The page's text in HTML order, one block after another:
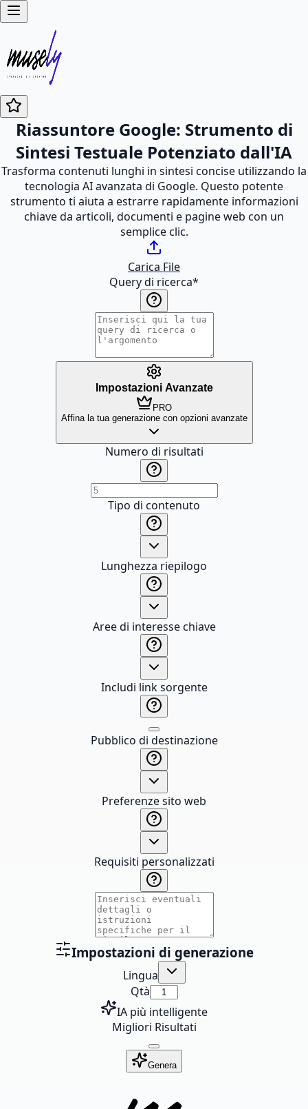
Riassuntore Google: Strumento di
Sintesi Testuale Potenziato dall'IA
Trasforma contenuti lunghi in sintesi concise utilizzando la
tecnologia AI avanzata di Google. Questo potente
strumento ti aiuta a estrarre rapidamente informazioni
chiave da articoli, documenti e pagine web con un
semplice clic.
Carica File
Query di ricerca*
Impostazioni Avanzate
PRO
Affina la tua generazione con opzioni avanzate
Numero di risultati
Tipo di contenuto
Lunghezza riepilogo
Aree di interesse chiave
Includi link sorgente
Pubblico di destinazione
Preferenze sito web
Requisiti personalizzati
Impostazioni di generazione
Lingua
Qtà
IA più intelligente
Migliori Risultati
Genera